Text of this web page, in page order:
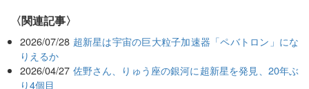
関連記事
2026/07/28 超新星は宇宙の巨大粒子加速器「ペバトロン」にな
りえるか
2026/04/27 佐野さん、りゅう座の銀河に超新星を発見、20年ぶ
り4個目